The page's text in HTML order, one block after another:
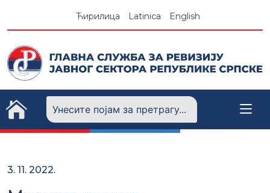
Ћирилица Latinica English
3. 11. 2022.